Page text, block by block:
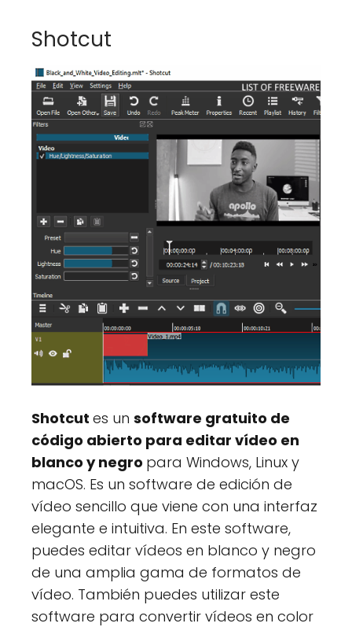
Shotcut
Shotcut es un software gratuito de
código abierto para editar vídeo en
blanco y negro para Windows, Linux y
macOS. Es un software de edición de
vídeo sencillo que viene con una interfaz
elegante e intuitiva. En este software,
puedes editar vídeos en blanco y negro
de una amplia gama de formatos de
vídeo. También puedes utilizar este
software para convertir vídeos en color